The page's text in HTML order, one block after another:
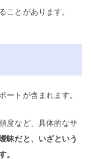
ことがあります。
ートが含まれます。
度など、具体的なサ
昧だと、いざという
。